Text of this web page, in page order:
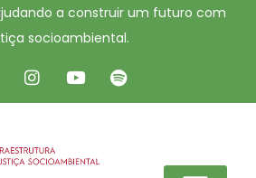
a construir um futuro com
socioambiental.